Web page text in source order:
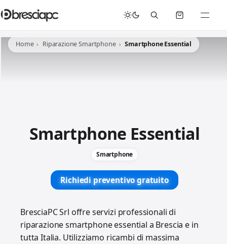
☀️ Chiusura Estiva - Il laboratorio resterà chiuso per ferie dal 29/06/2026 al 05/07/2026 compresi.
Home Riparazione Smartphone Smartphone Essential
Smartphone Essential
Smartphone
Richiedi preventivo gratuito
BresciaPC Srl offre servizi professionali di
riparazione smartphone essential a Brescia e in
tutta Italia. Utilizziamo ricambi di massima